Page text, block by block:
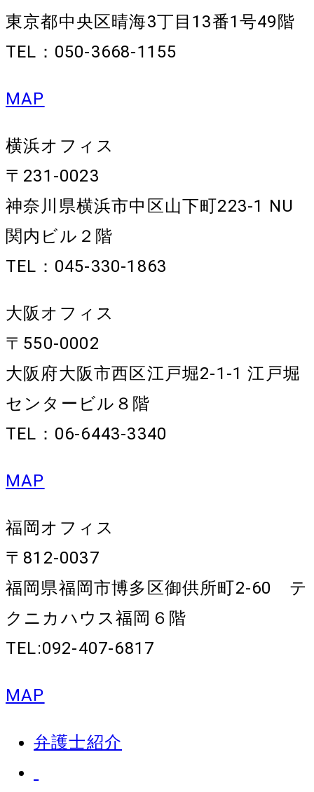
東京都中央区晴海3丁目13番1号49階
TEL：050-3668-1155
MAP
横浜オフィス
〒231-0023
神奈川県横浜市中区山下町223-1 NU
関内ビル２階
TEL：045-330-1863
大阪オフィス
〒550-0002
大阪府大阪市西区江戸堀2-1-1 江戸堀
センタービル８階
TEL：06-6443-3340
MAP
福岡オフィス
〒812-0037
福岡県福岡市博多区御供所町2-60 テ
クニカハウス福岡６階
TEL:092-407-6817
MAP
弁護士紹介